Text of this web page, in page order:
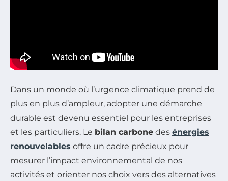
Dans un monde où l’urgence climatique prend de
plus en plus d’ampleur, adopter une démarche
durable est devenu essentiel pour les entreprises
et les particuliers. Le bilan carbone des énergies
renouvelables offre un cadre précieux pour
mesurer l’impact environnemental de nos
activités et orienter nos choix vers des alternatives